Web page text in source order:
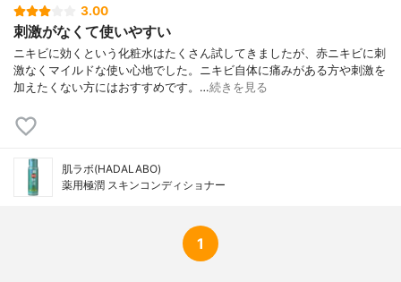
3.00
刺激がなくて使いやすい
ニキビに効くという化粧水はたくさん試してきましたが、赤ニキビに刺
激なくマイルドな使い心地でした。ニキビ自体に痛みがある方や刺激を
加えたくない方にはおすすめです。…続きを見る
肌ラボ(HADALABO)
薬用極潤 スキンコンディショナー
1